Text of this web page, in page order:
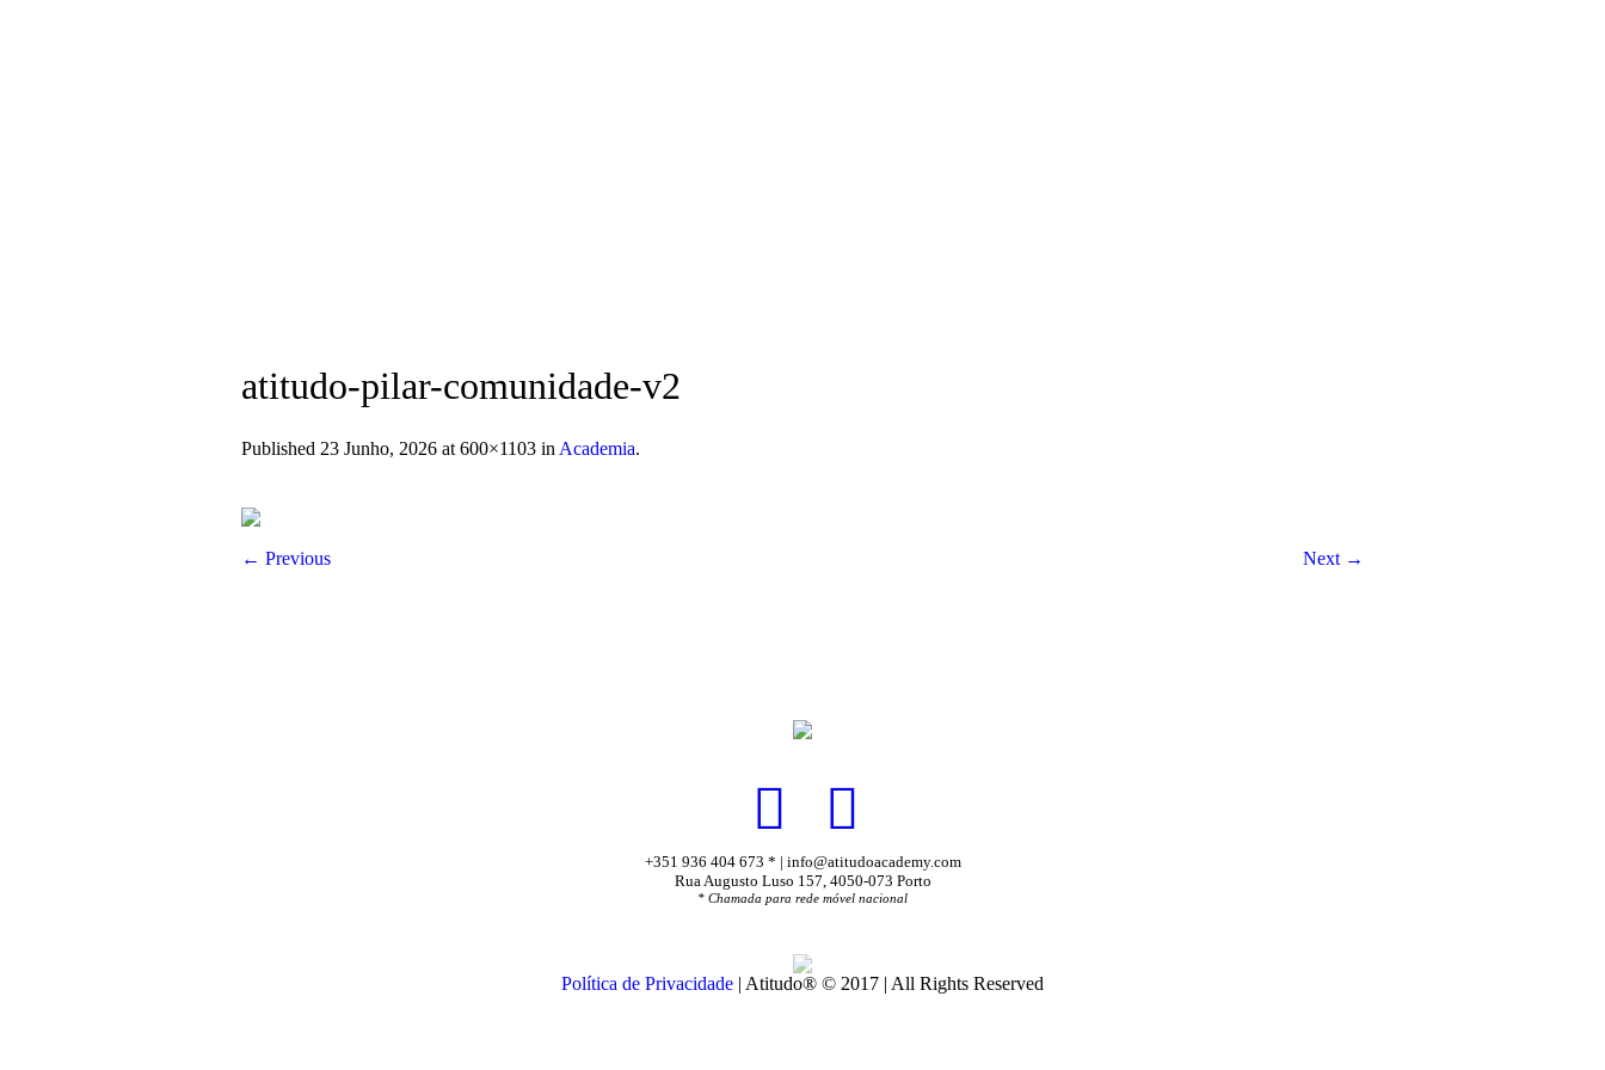
atitudo-pilar-comunidade-v2
Published 23 Junho, 2026 at 600×1103 in Academia.
← Previous Next →
+351 936 404 673 * | info@atitudoacademy.com
Rua Augusto Luso 157, 4050-073 Porto
* Chamada para rede móvel nacional
Política de Privacidade | Atitudo® © 2017 | All Rights Reserved